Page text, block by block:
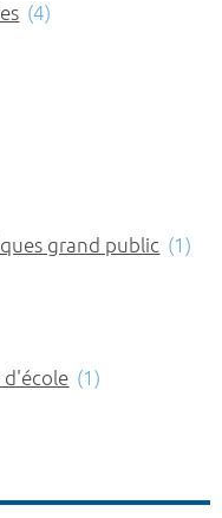
(4)
grand public (1)
(1)